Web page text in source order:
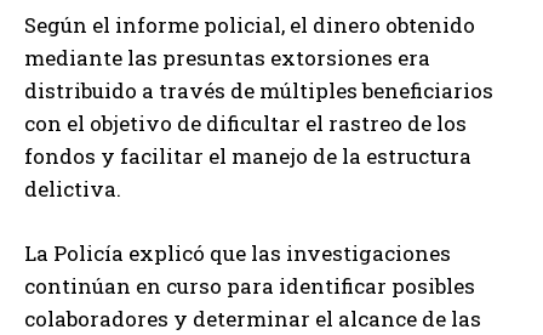
Según el informe policial, el dinero obtenido
mediante las presuntas extorsiones era
distribuido a través de múltiples beneficiarios
con el objetivo de dificultar el rastreo de los
fondos y facilitar el manejo de la estructura
delictiva.
La Policía explicó que las investigaciones
continúan en curso para identificar posibles
colaboradores y determinar el alcance de las